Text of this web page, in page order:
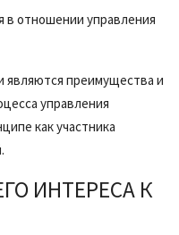
в отношении управления
являются преимущества и
управления
как участника
ИНТЕРЕСА К